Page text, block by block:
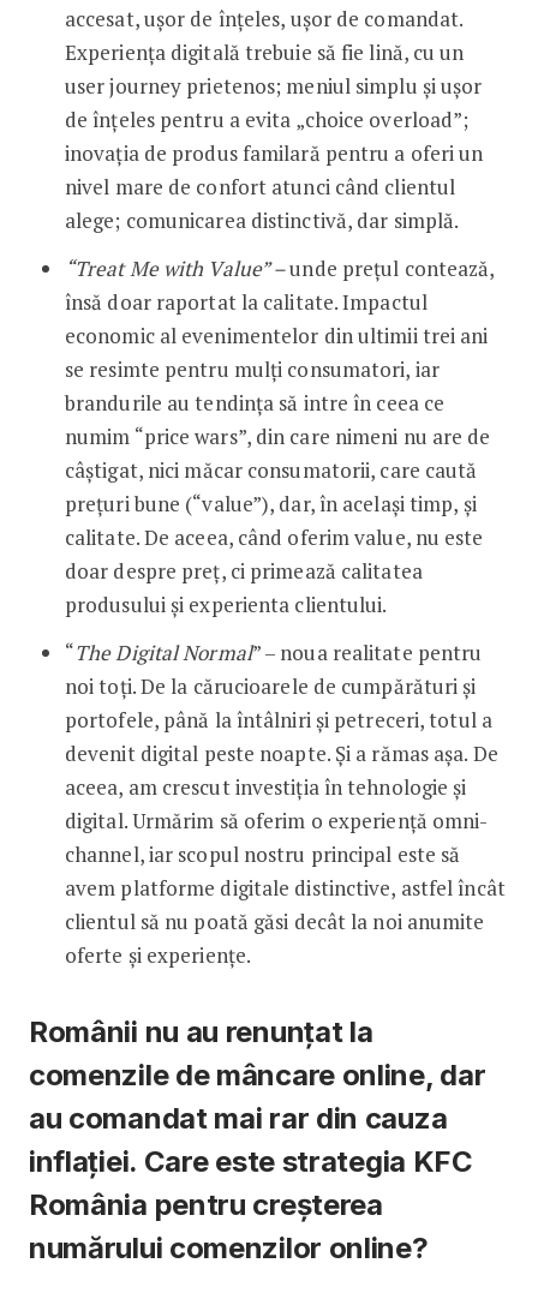
accesat, ușor de înțeles, ușor de comandat.
Experiența digitală trebuie să fie lină, cu un
user journey prietenos; meniul simplu și ușor
de înțeles pentru a evita „choice overload”;
inovația de produs familară pentru a oferi un
nivel mare de confort atunci când clientul
alege; comunicarea distinctivă, dar simplă.
“Treat Me with Value” –unde prețul contează,
însă doar raportat la calitate. Impactul
economic al evenimentelor din ultimii trei ani
se resimte pentru mulți consumatori, iar
brandurile au tendința să intre în ceea ce
numim “price wars”, din care nimeni nu are de
câștigat, nici măcar consumatorii, care caută
prețuri bune (“value”), dar, în același timp, și
calitate. De aceea, când oferim value, nu este
doar despre preț, ci primează calitatea
produsului și experienta clientului.
“The Digital Normal” – noua realitate pentru
noi toți. De la cărucioarele de cumpărături și
portofele, până la întâlniri și petreceri, totul a
devenit digital peste noapte. Și a rămas așa. De
aceea, am crescut investiția în tehnologie și
digital. Urmărim să oferim o experiență omni-
channel, iar scopul nostru principal este să
avem platforme digitale distinctive, astfel încât
clientul să nu poată găsi decât la noi anumite
oferte și experiențe.
Românii nu au renunțat la
comenzile de mâncare online, dar
au comandat mai rar din cauza
inflației. Care este strategia KFC
România pentru creșterea
numărului comenzilor online?